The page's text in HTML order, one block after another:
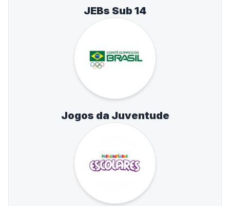
JEBs Sub 14
Jogos da Juventude